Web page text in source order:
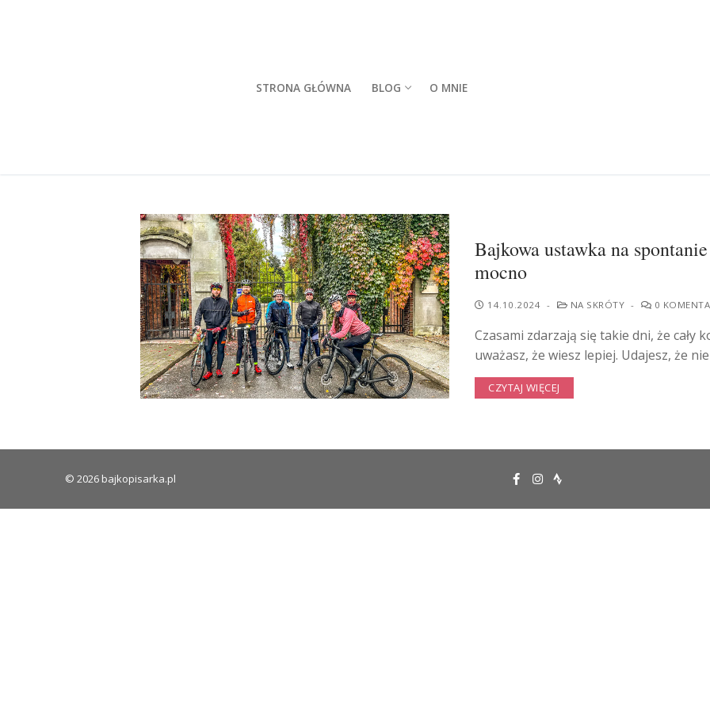
STRONA GŁÓWNA BLOG O MNIE
Bajkowa ustawka na
mocno
14.10.2024 - NA SKRÓTY - 0
Czasami zdarzają się takie dni, że cały
uważasz, że wiesz lepiej. Udajesz, że
CZYTAJ WIĘCEJ
© 2026 bajkopisarka.pl